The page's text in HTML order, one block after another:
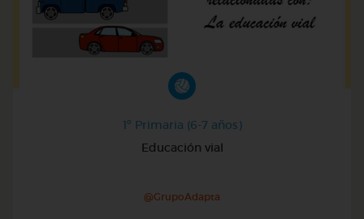
1º Primaria (6-7 años)
Educación vial
@GrupoAdapta